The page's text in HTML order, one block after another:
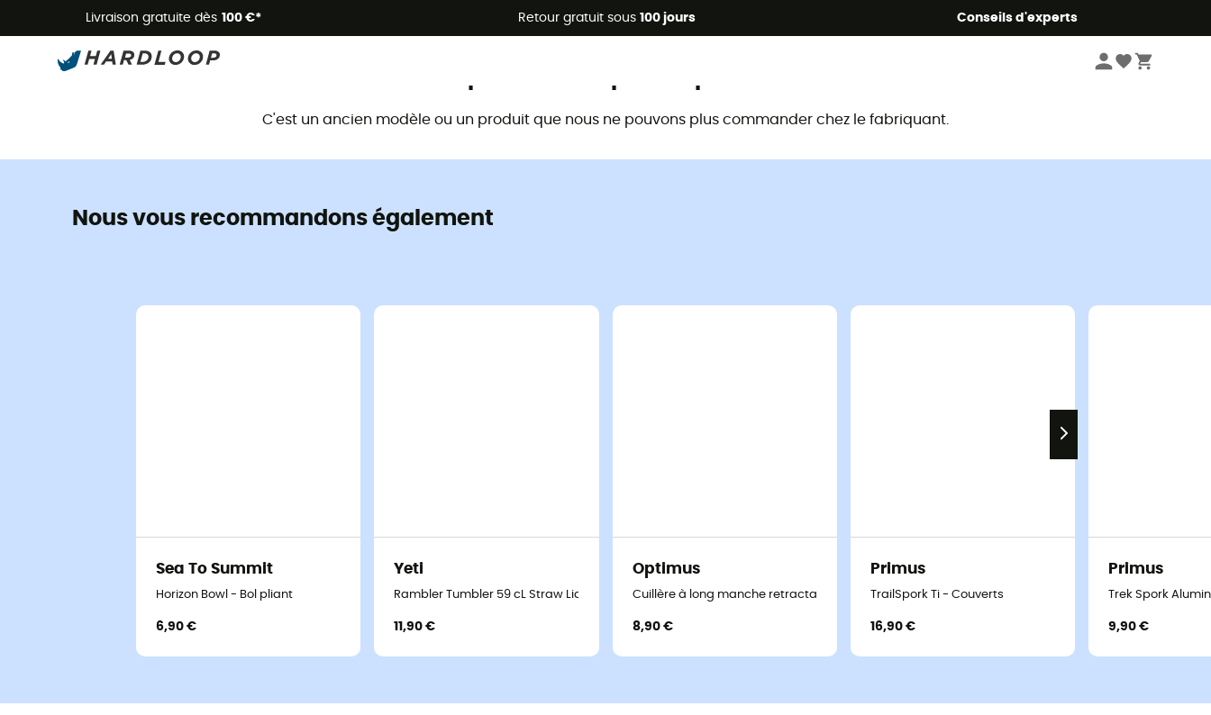
Livraison gratuite dès 100 €* Retour gratuit sous 100 jours Conseils d'experts
Promos d'été 🔥 -5 % EXTRA dès 2 produits* code Summer5
C'est un ancien modèle ou un produit que nous ne pouvons plus commander chez le fabriquant.
Nous vous recommandons également
Sea To Summit
Horizon Bowl - Bol pliant
6,90 €
Yeti
Rambler Tumbler 59 cL Straw Lid - Mug
11,90 €
Optimus
Cuillère à long manche retractable - Couverts
8,90 €
Primus
TrailSpork Ti - Couverts
16,90 €
Primus
Trek Spork
9,90 €